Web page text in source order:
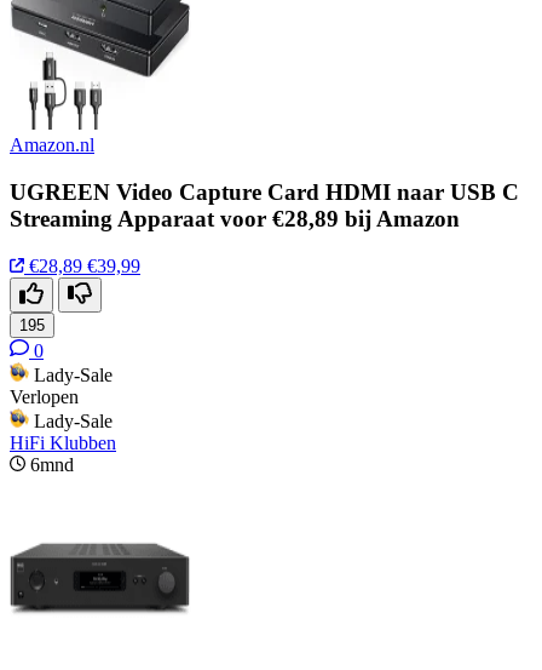
Amazon.nl
UGREEN Video Capture Card HDMI naar USB C
Streaming Apparaat voor €28,89 bij Amazon
€28,89 €39,99
195
0
Lady-Sale
Verlopen
Lady-Sale
HiFi Klubben
6mnd